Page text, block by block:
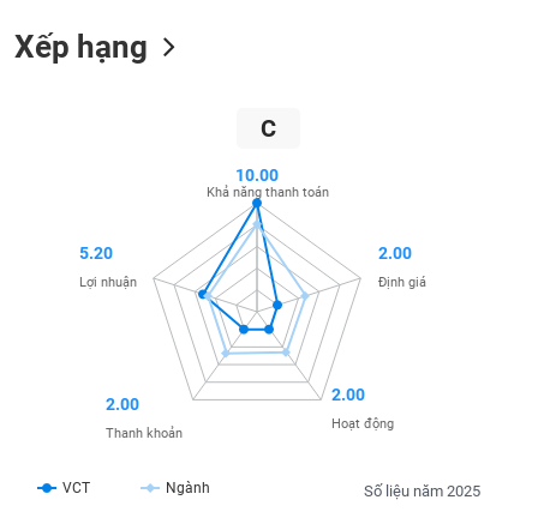
Xếp hạng
C
Số liệu năm 2025
VCT Ngành
10.00
Khả năng thanh toán
2.00
Định giá
2.00
Hoạt động
2.00
Thanh khoản
5.20
Lợi nhuận
DÙNG
THIẾT
KHỎE